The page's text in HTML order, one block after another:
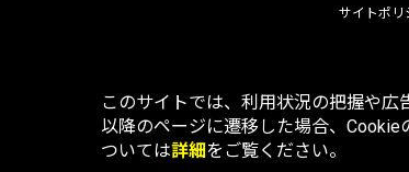
サイトポリ
このサイトでは、利用状況の把握や
以降のページに遷移した場合、
ついては詳細をご覧ください。